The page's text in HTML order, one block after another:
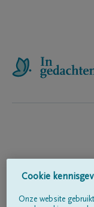
Cookie
Onze website